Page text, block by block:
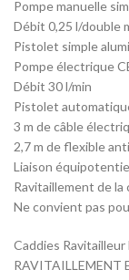
Pompe manuelle
Débit 0,25 l/double
Pistolet simple
Pompe électrique
Débit 30 l/min
Pistolet
3 m de câble
2,7 m de flexible
Liaison
Ravitaillement de
Ne convient pas
Caddies Ravitailleur
RAVITAILLEMENT